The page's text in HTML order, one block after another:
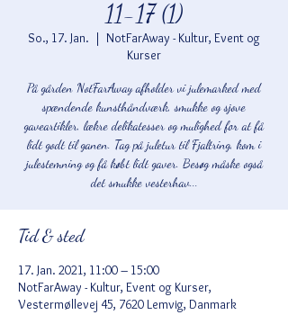
11-17 (1)
So., 17. Jan.
  |
NotFarAway - Kultur, Event og
Kurser
På gården NotFarAway afholder vi julemarked med
spændende kunsthåndværk, smukke og sjove
gaveartikler, lækre delikatesser og mulighed for at få
lidt godt til ganen. Tag på juletur til Fjaltring, kom i
julestemning og få købt lidt gaver. Besøg måske også
det smukke vesterhav...
Tid & sted
17. Jan. 2021, 11:00 – 15:00
NotFarAway - Kultur, Event og Kurser,
Vestermøllevej 45, 7620 Lemvig, Danmark